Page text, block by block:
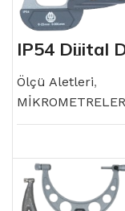
IP54 Dijital
Çap
Ölçü Aletleri,
MİKROMETRELER